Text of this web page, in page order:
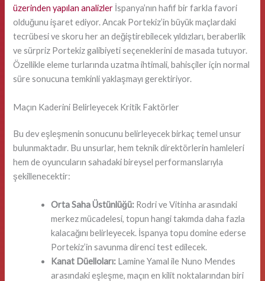
üzerinden yapılan analizler İspanya’nın hafif bir farkla favori
olduğunu işaret ediyor. Ancak Portekiz’in büyük maçlardaki
tecrübesi ve skoru her an değiştirebilecek yıldızları, beraberlik
ve sürpriz Portekiz galibiyeti seçeneklerini de masada tutuyor.
Özellikle eleme turlarında uzatma ihtimali, bahisçiler için normal
süre sonucuna temkinli yaklaşmayı gerektiriyor.
Maçın Kaderini Belirleyecek Kritik Faktörler
Bu dev eşleşmenin sonucunu belirleyecek birkaç temel unsur
bulunmaktadır. Bu unsurlar, hem teknik direktörlerin hamleleri
hem de oyuncuların sahadaki bireysel performanslarıyla
şekillenecektir:
Orta Saha Üstünlüğü: Rodri ve Vitinha arasındaki
merkez mücadelesi, topun hangi takımda daha fazla
kalacağını belirleyecek. İspanya topu domine ederse
Portekiz’in savunma direnci test edilecek.
Kanat Düelloları: Lamine Yamal ile Nuno Mendes
arasındaki eşleşme, maçın en kilit noktalarından biri